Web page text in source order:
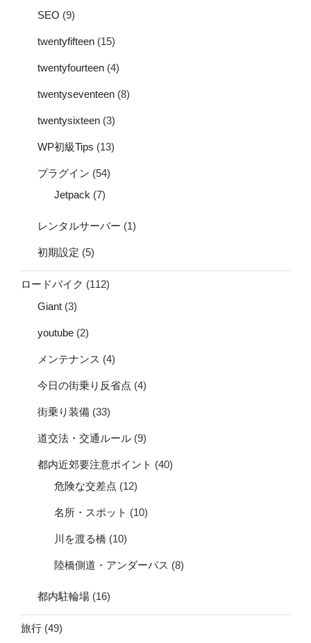
SEO (9)
twentyfifteen (15)
twentyfourteen (4)
twentyseventeen (8)
twentysixteen (3)
WP初級Tips (13)
プラグイン (54)
Jetpack (7)
レンタルサーバー (1)
初期設定 (5)
ロードバイク (112)
Giant (3)
youtube (2)
メンテナンス (4)
今日の街乗り反省点 (4)
街乗り装備 (33)
道交法・交通ルール (9)
都内近郊要注意ポイント (40)
危険な交差点 (12)
名所・スポット (10)
川を渡る橋 (10)
陸橋側道・アンダーパス (8)
都内駐輪場 (16)
旅行 (49)